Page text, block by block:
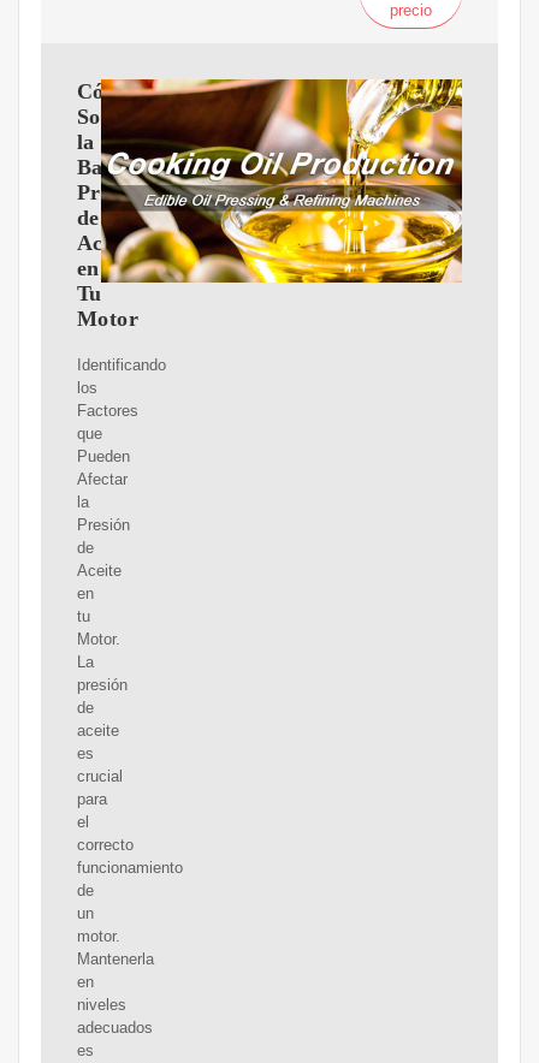
precio
Cómo
Solucionar
la
Baja
Presión
de
Aceite
en
Tu
Motor
Identificando
los
Factores
que
Pueden
Afectar
la
Presión
de
Aceite
en
tu
Motor.
La
presión
de
aceite
es
crucial
para
el
correcto
funcionamiento
de
un
motor.
Mantenerla
en
niveles
adecuados
es